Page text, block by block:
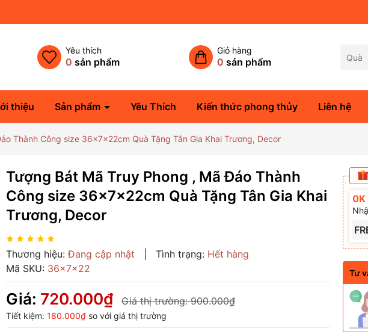
Yêu thích
0 sản phẩm
Giỏ hàng
0 sản phẩm
thiệu Sản phẩm Yêu Thích Kiến thức phong thủy Liên hệ
Thành Công size 36x7x22cm Quà Tặng Tân Gia Khai Trương, Decor
Tượng Bát Mã Truy Phong , Mã Đáo Thành
Công size 36x7x22cm Quà Tặng Tân Gia Khai
Trương, Decor
Thương hiệu: Đang cập nhật Tình trạng: Hết hàng
Mã SKU: 36x7x22
Giá: 720.000₫ Giá thị trường:900.000₫
Tiết kiệm: 180.000₫ so với giá thị trường
0K
Tư